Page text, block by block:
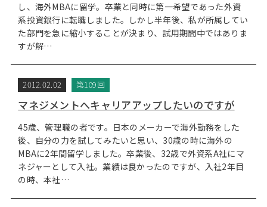
し、海外MBAに留学。卒業と同時に第一希望であった外資
系投資銀行に転職しました。しかし半年後、私が所属してい
た部門を急に縮小することが決まり、試用期間中ではありま
すが解…
2012.02.02 第109回
マネジメントへキャリアアップしたいのですが
45歳、管理職の者です。日本のメーカーで海外勤務をした
後、自分の力を試してみたいと思い、30歳の時に海外の
MBAに2年間留学しました。卒業後、32歳で外資系A社にマ
ネジャーとして入社。業績は良かったのですが、入社2年目
の時、本社…